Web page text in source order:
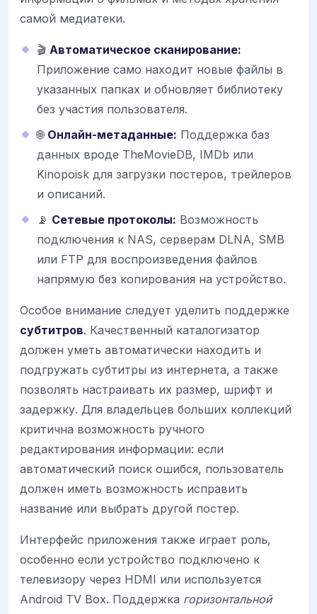
самой медиатеки.
🎬 Автоматическое сканирование:
Приложение само находит новые файлы в
указанных папках и обновляет библиотеку
без участия пользователя.
🌐 Онлайн-метаданные: Поддержка баз
данных вроде TheMovieDB, IMDb или
Kinopoisk для загрузки постеров, трейлеров
и описаний.
📡 Сетевые протоколы: Возможность
подключения к NAS, серверам DLNA, SMB
или FTP для воспроизведения файлов
напрямую без копирования на устройство.
Особое внимание следует уделить поддержке
субтитров. Качественный каталогизатор
должен уметь автоматически находить и
подгружать субтитры из интернета, а также
позволять настраивать их размер, шрифт и
задержку. Для владельцев больших коллекций
критична возможность ручного
редактирования информации: если
автоматический поиск ошибся, пользователь
должен иметь возможность исправить
название или выбрать другой постер.
Интерфейс приложения также играет роль,
особенно если устройство подключено к
телевизору через HDMI или используется
Android TV Box. Поддержка горизонтальной